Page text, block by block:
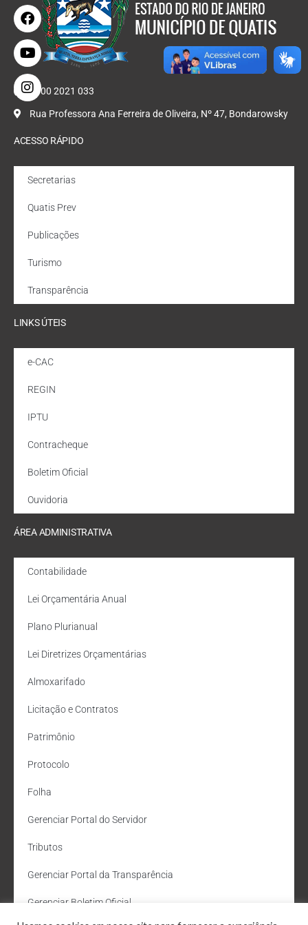
0800 2021 033
Rua Professora Ana Ferreira de Oliveira, Nº 47, Bondarowsky
ACESSO RÁPIDO
Secretarias
Quatis Prev
Publicações
Turismo
Transparência
LINKS ÚTEIS
e-CAC
REGIN
IPTU
Contracheque
Boletim Oficial
Ouvidoria
ÁREA ADMINISTRATIVA
Contabilidade
Lei Orçamentária Anual
Plano Plurianual
Lei Diretrizes Orçamentárias
Almoxarifado
Licitação e Contratos
Patrimônio
Protocolo
Folha
Gerenciar Portal do Servidor
Tributos
Gerenciar Portal da Transparência
Gerenciar Boletim Oficial